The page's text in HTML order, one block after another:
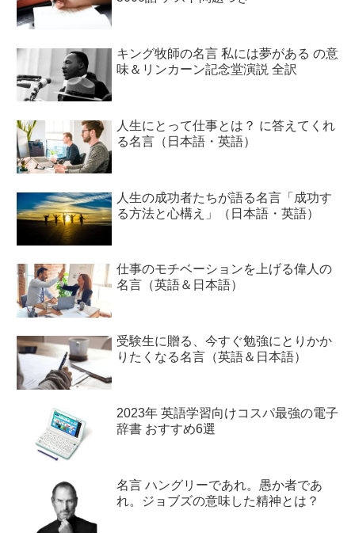
キング牧師の名言 私には夢がある の意
味＆リンカーン記念堂演説 全訳
人生にとって仕事とは？ に答えてくれ
る名言（日本語・英語）
人生の成功者たちが語る名言「成功す
る方法と心構え」（日本語・英語）
仕事のモチベーションを上げる偉人の
名言（英語＆日本語）
受験生に贈る、今すぐ勉強にとりかか
りたくなる名言（英語＆日本語）
2023年 英語学習向けコスパ最強の電子
辞書 おすすめ6選
名言 ハングリーであれ。愚か者であ
れ。ジョブズの意味した精神とは？